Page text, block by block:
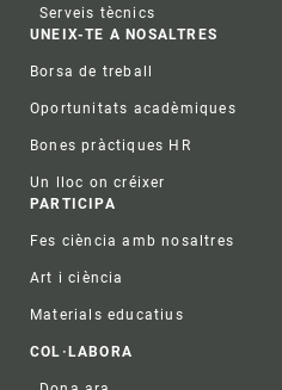
Serveis tècnics
UNEIX-TE A NOSALTRES
Borsa de treball
Oportunitats acadèmiques
Bones pràctiques HR
Un lloc on créixer
PARTICIPA
Fes ciència amb nosaltres
Art i ciència
Materials educatius
COL·LABORA